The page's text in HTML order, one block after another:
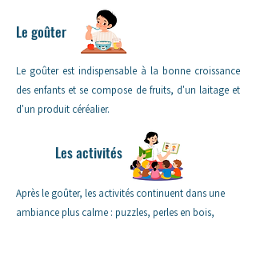
Le goûter
Le goûter est indispensable à la bonne croissance
des enfants et se compose de fruits, d'un laitage et
d'un produit céréalier.
Les activités
Après le goûter, les activités continuent dans une
ambiance plus calme : puzzles, perles en bois,